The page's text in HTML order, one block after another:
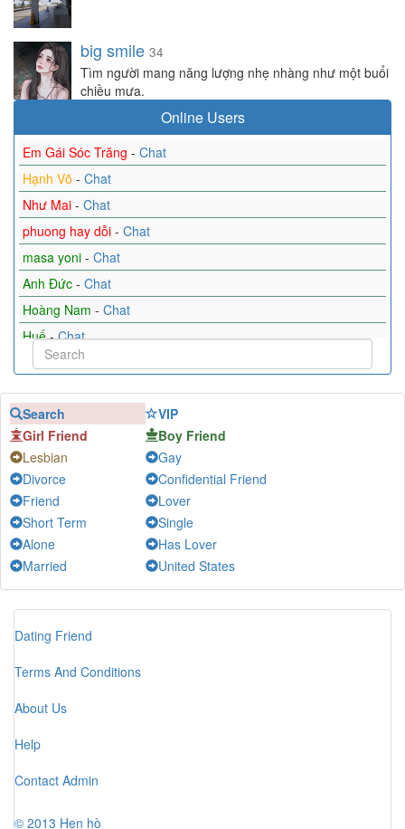
big smile 34
Tìm người mang năng lượng nhẹ nhàng như một buổi
chiều mưa.
Online Users
Em Gái Sóc Trăng - Chat
Hạnh Võ - Chat
Như Mai - Chat
phuong hay dỗi - Chat
masa yoni - Chat
Anh Đức - Chat
Hoàng Nam - Chat
Huế-Chat
Thuận Theo Tự Nhiên
Jenny Nguyễn-Chat
nguyentuan
Kuroooo-Chat
baobap
Minh
-
tran anh-Chat
Hoàng
Thành Vũ
Bơ-Chat
Search
VIP
Girl Friend
Boy Friend
Lesbian
Gay
Divorce
Confidential Friend
Friend
Lover
Short Term
Single
Alone
Has Lover
Married
United States
Dating Friend
Terms And Conditions
About Us
Help
Contact Admin
© 2013 Hẹn hò